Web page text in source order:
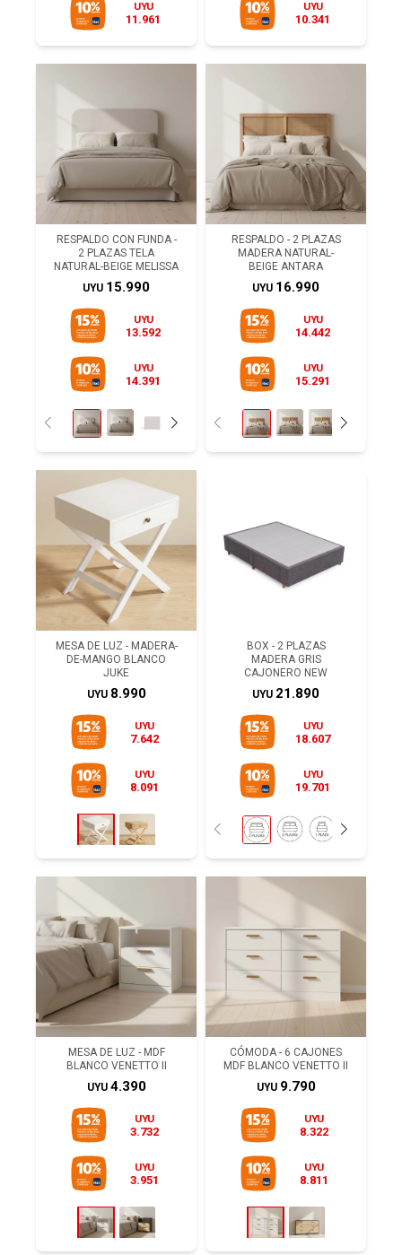
UYU
11.961
UYU
10.341
RESPALDO CON FUNDA -
2 PLAZAS TELA
NATURAL-BEIGE MELISSA
UYU 15.990
UYU
13.592
UYU
14.391
RESPALDO - 2 PLAZAS
MADERA NATURAL-
BEIGE ANTARA
UYU 16.990
UYU
14.442
UYU
15.291
MESA DE LUZ - MADERA-
DE-MANGO BLANCO
JUKE
UYU 8.990
UYU
7.642
UYU
8.091
BOX - 2 PLAZAS
MADERA GRIS
CAJONERO NEW
UYU 21.890
UYU
18.607
UYU
19.701
MESA DE LUZ - MDF
BLANCO VENETTO II
UYU 4.390
UYU
3.732
UYU
3.951
CÓMODA - 6 CAJONES
MDF BLANCO VENETTO II
UYU 9.790
UYU
8.322
UYU
8.811